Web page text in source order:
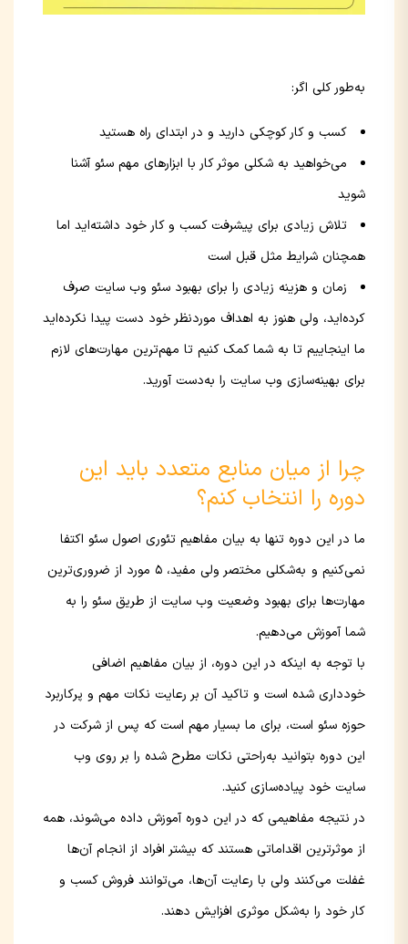
به‌طور کلی اگر:
کسب و کار کوچکی دارید و در ابتدای راه هستید
می‌خواهید به شکلی موثر کار با ابزارهای مهم سئو آشنا
شوید
تلاش زیادی برای پیشرفت کسب و کار خود داشته‌اید اما
همچنان شرایط مثل قبل است
زمان و هزینه زیادی را برای بهبود سئو وب سایت صرف
کرده‌اید، ولی هنوز به اهداف موردنظر خود دست پیدا نکرده‌اید
ما اینجاییم تا به شما کمک کنیم تا مهم‌ترین مهارت‌های لازم
برای بهینه‌سازی وب سایت را به‌دست آورید.
چرا از میان منابع متعدد باید این
دوره را انتخاب کنم؟
ما در این دوره تنها به بیان مفاهیم تئوری اصول سئو اکتفا
نمی‌کنیم و به‌شکلی مختصر ولی مفید، ۵ مورد از ضروری‌ترین
مهارت‌ها برای بهبود وضعیت وب سایت از طریق سئو را به
شما آموزش می‌دهیم.
با توجه به اینکه در این دوره‌، از بیان مفاهیم اضافی
خودداری شده است و تاکید آن بر رعایت نکات مهم و پرکاربرد
حوزه سئو است، برای ما بسیار مهم است که پس از شرکت در
این دوره بتوانید به‌راحتی نکات مطرح شده را بر روی وب
سایت خود پیاده‌سازی کنید.
در نتیجه مفاهیمی که در این دوره آموزش داده می‌شوند، همه
از موثرترین اقداماتی هستند که بیشتر افراد از انجام آن‌ها
غفلت می‌کنند ولی با رعایت آن‌ها، می‌توانند فروش کسب و
کار خود را به‌شکل موثری افزایش دهند.